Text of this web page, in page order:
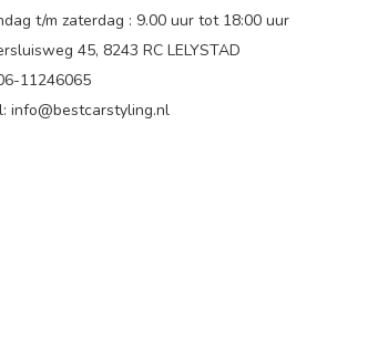
t/m zaterdag : 9.00 uur tot 18:00 uur
45, 8243 RC LELYSTAD
11246065
info@bestcarstyling.nl